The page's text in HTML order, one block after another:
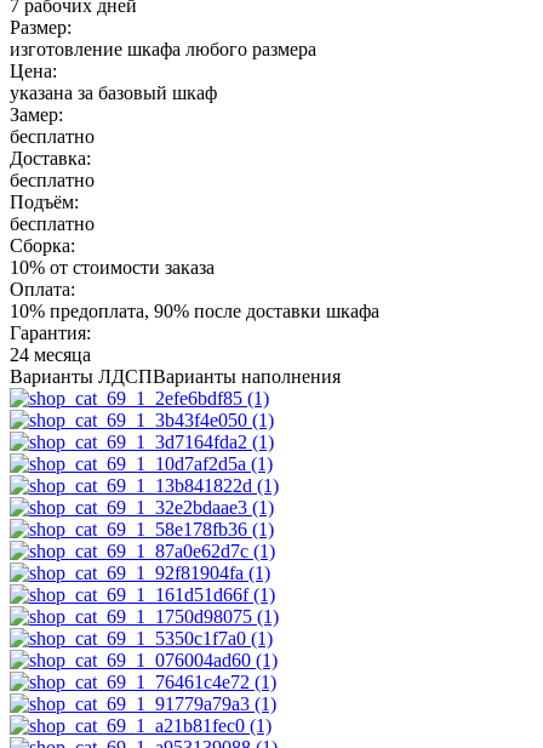
7 рабочих дней
Размер:
изготовление шкафа любого размера
Цена:
указана за базовый шкаф
Замер:
бесплатно
Доставка:
бесплатно
Подъём:
бесплатно
Сборка:
10% от стоимости заказа
Оплата:
10% предоплата, 90% после доставки шкафа
Гарантия:
24 месяца
Варианты ЛДСПВарианты наполнения